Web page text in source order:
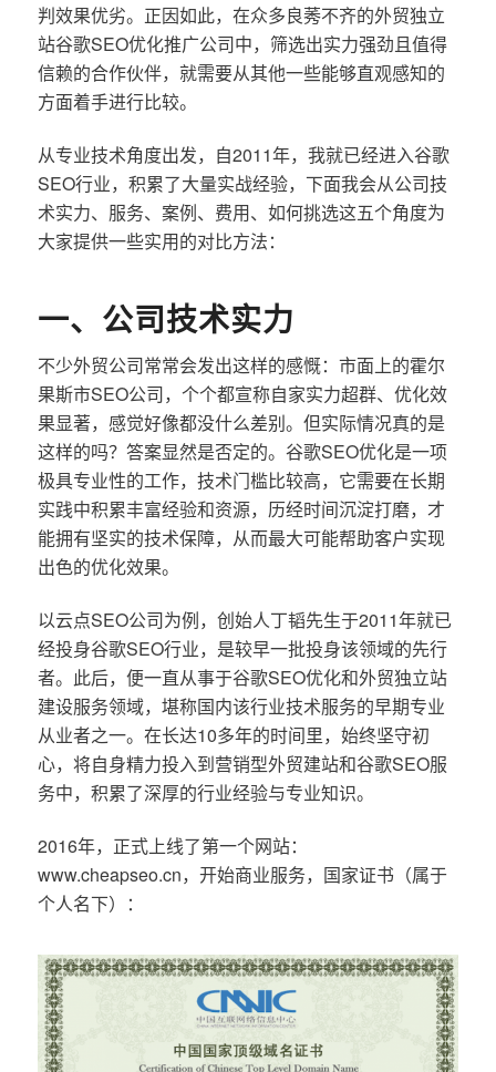
判效果优劣。正因如此，在众多良莠不齐的外贸独立
站谷歌SEO优化推广公司中，筛选出实力强劲且值得
信赖的合作伙伴，就需要从其他一些能够直观感知的
方面着手进行比较。
从专业技术角度出发，自2011年，我就已经进入谷歌
SEO行业，积累了大量实战经验，下面我会从公司技
术实力、服务、案例、费用、如何挑选这五个角度为
大家提供一些实用的对比方法：
一、公司技术实力
不少外贸公司常常会发出这样的感慨：市面上的霍尔
果斯市SEO公司，个个都宣称自家实力超群、优化效
果显著，感觉好像都没什么差别。但实际情况真的是
这样的吗？答案显然是否定的。谷歌SEO优化是一项
极具专业性的工作，技术门槛比较高，它需要在长期
实践中积累丰富经验和资源，历经时间沉淀打磨，才
能拥有坚实的技术保障，从而最大可能帮助客户实现
出色的优化效果。
以云点SEO公司为例，创始人丁韬先生于2011年就已
经投身谷歌SEO行业，是较早一批投身该领域的先行
者。此后，便一直从事于谷歌SEO优化和外贸独立站
建设服务领域，堪称国内该行业技术服务的早期专业
从业者之一。在长达10多年的时间里，始终坚守初
心，将自身精力投入到营销型外贸建站和谷歌SEO服
务中，积累了深厚的行业经验与专业知识。
2016年，正式上线了第一个网站：
www.cheapseo.cn，开始商业服务，国家证书（属于
个人名下）：